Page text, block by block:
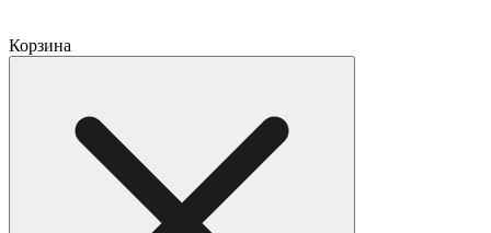
Корзина